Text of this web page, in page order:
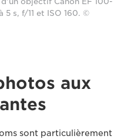
5 s, f/11 et ISO 160. ©
aux
sont particulièrement